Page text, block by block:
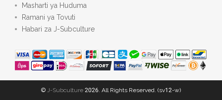
Masharti ya Huduma
Ramani ya Tovuti
Habari za J-Subculture
© J-Subculture 2026. All Rights Reserved. (sv12-w)